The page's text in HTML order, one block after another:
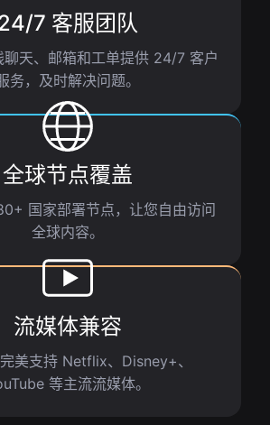
7 客服团队
聊天、邮箱和工单提供 24/7 客户
务，及时解决问题。
全球节点覆盖
国家部署节点，让您自由访问
全球内容。
流媒体兼容
美支持 Netflix、Disney+、
等主流流媒体。